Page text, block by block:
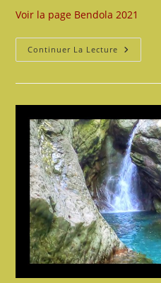
la
publication :
Voir la page Bendola 2021
Continuer La Lecture Descente
Du
–
20-
25
Juin
2021